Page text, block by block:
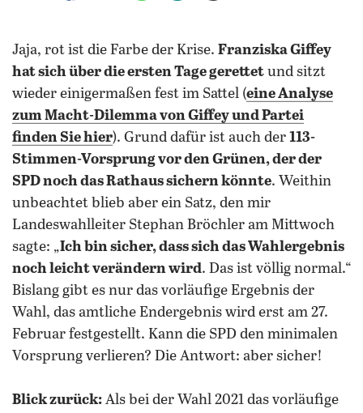
Jaja, rot ist die Farbe der Krise. Franziska Giffey
hat sich über die ersten Tage gerettet und sitzt
wieder einigermaßen fest im Sattel (eine Analyse
zum Macht-Dilemma von Giffey und Partei
finden Sie hier). Grund dafür ist auch der 113-
Stimmen-Vorsprung vor den Grünen, der der
SPD noch das Rathaus sichern könnte. Weithin
unbeachtet blieb aber ein Satz, den mir
Landeswahlleiter Stephan Bröchler am Mittwoch
sagte: „Ich bin sicher, dass sich das Wahlergebnis
noch leicht verändern wird. Das ist völlig normal.“
Bislang gibt es nur das vorläufige Ergebnis der
Wahl, das amtliche Endergebnis wird erst am 27.
Februar festgestellt. Kann die SPD den minimalen
Vorsprung verlieren? Die Antwort: aber sicher!
Blick zurück: Als bei der Wahl 2021 das vorläufige